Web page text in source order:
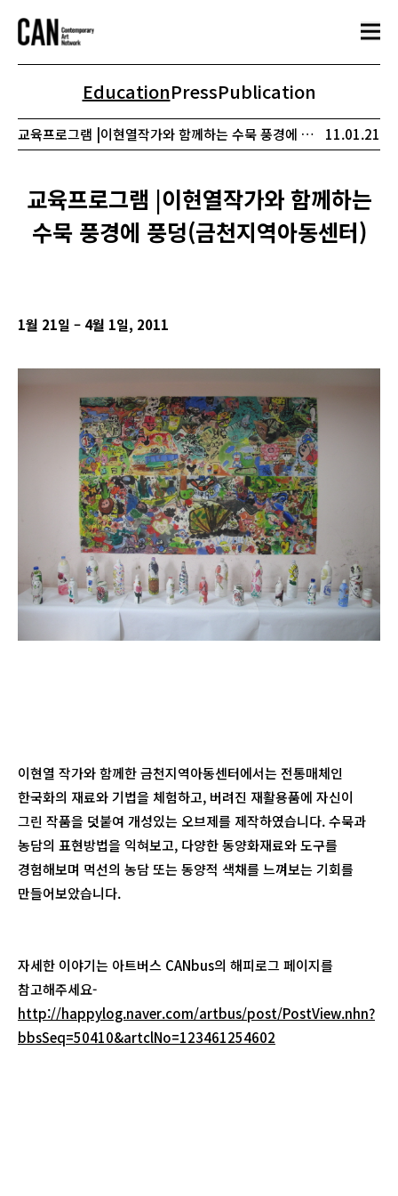
EducationPressPublication
교육프로그램 |이현열작가와 함께하는 수묵 풍경에 풍덩(금천지역아동센터) 11.01.21
교육프로그램 |이현열작가와 함께하는
수묵 풍경에 풍덩(금천지역아동센터)
1월 21일 – 4월 1일, 2011
이현열 작가와 함께한 금천지역아동센터에서는 전통매체인
한국화의 재료와 기법을 체험하고, 버려진 재활용품에 자신이
그린 작품을 덧붙여 개성있는 오브제를 제작하였습니다. 수묵과
농담의 표현방법을 익혀보고, 다양한 동양화재료와 도구를
경험해보며 먹선의 농담 또는 동양적 색채를 느껴보는 기회를
만들어보았습니다.
자세한 이야기는 아트버스 CANbus의 해피로그 페이지를
참고해주세요-
http://happylog.naver.com/artbus/post/PostView.nhn?
bbsSeq=50410&artclNo=123461254602